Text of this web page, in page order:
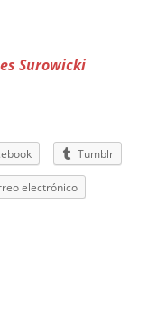
Surowicki
Tumblr
electrónico